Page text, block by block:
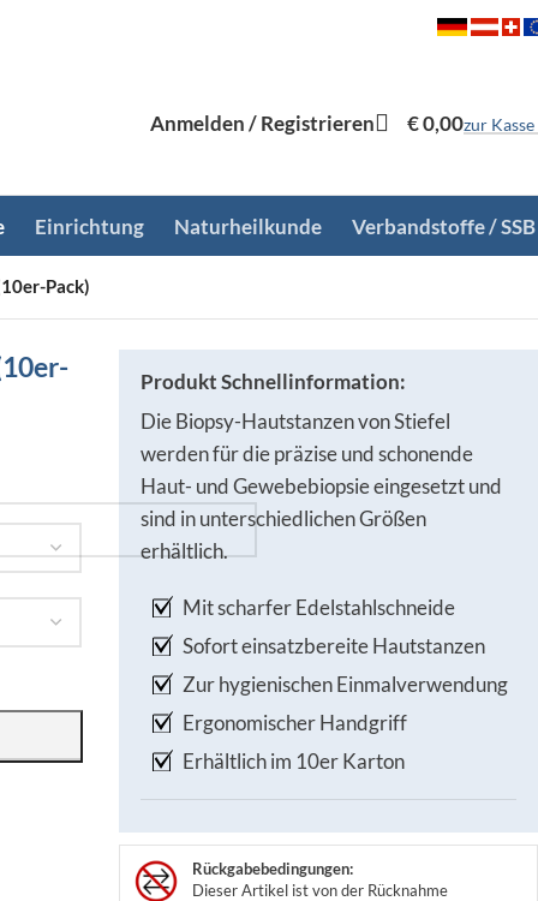
Anmelden / Registrieren €0,00zur Kasse
Einrichtung Naturheilkunde Verbandstoffe / SSB
Pack)
Produkt Schnellinformation:
Die Biopsy-Hautstanzen von Stiefel
werden für die präzise und schonende
Haut- und Gewebebiopsie eingesetzt und
sind in unterschiedlichen Größen
erhältlich.
Mit scharfer Edelstahlschneide
Sofort einsatzbereite Hautstanzen
Zur hygienischen Einmalverwendung
Ergonomischer Handgriff
Erhältlich im 10er Karton
Rückgabebedingungen:
Dieser Artikel ist von der Rücknahme